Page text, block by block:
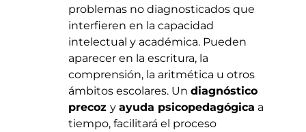
problemas no diagnosticados que
interfieren en la capacidad
intelectual y académica. Pueden
aparecer en la escritura, la
comprensión, la aritmética u otros
ámbitos escolares. Un diagnóstico
precoz y ayuda psicopedagógica a
tiempo, facilitará el proceso